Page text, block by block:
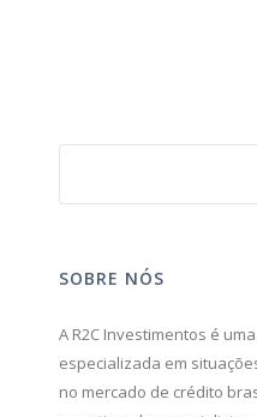
SOBRE NÓS
A R2C Investimentos é
especializada em
no mercado de crédito